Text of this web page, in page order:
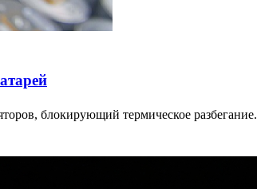
блокирующий термическое разбегание.